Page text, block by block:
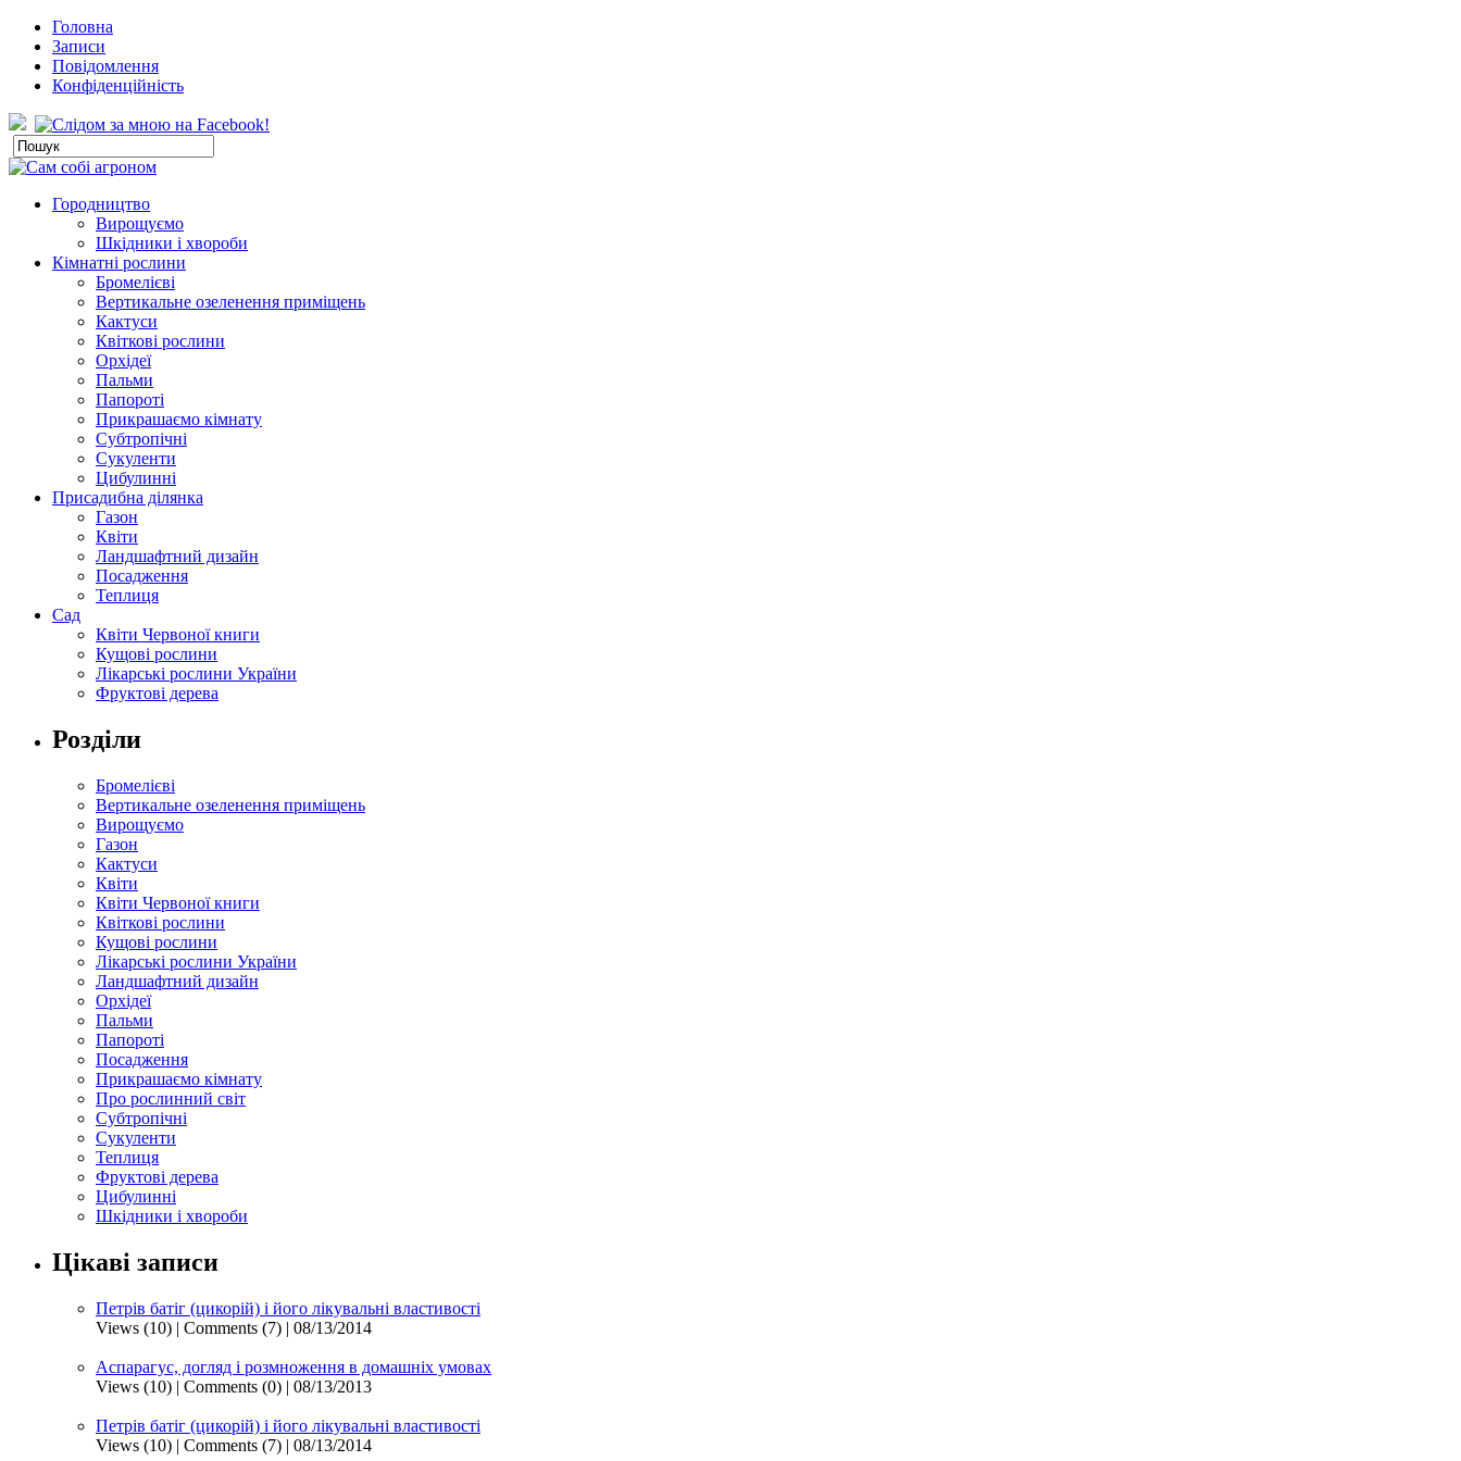
Головна
Записи
Повідомлення
Конфіденційність
Городництво
Вирощуємо
Шкідники і хвороби
Кімнатні рослини
Бромелієві
Вертикальне озеленення приміщень
Кактуси
Квіткові рослини
Орхідеї
Пальми
Папороті
Прикрашаємо кімнату
Субтропічні
Сукуленти
Цибулинні
Присадибна ділянка
Газон
Квіти
Ландшафтний дизайн
Посадження
Теплиця
Сад
Квіти Червоної книги
Кущові рослини
Лікарські рослини України
Фруктові дерева
Розділи
Бромелієві
Вертикальне озеленення приміщень
Вирощуємо
Газон
Кактуси
Квіти
Квіти Червоної книги
Квіткові рослини
Кущові рослини
Лікарські рослини України
Ландшафтний дизайн
Орхідеї
Пальми
Папороті
Посадження
Прикрашаємо кімнату
Про рослинний світ
Субтропічні
Сукуленти
Теплиця
Фруктові дерева
Цибулинні
Шкідники і хвороби
Цікаві записи
Петрів батіг (цикорій) і його лікувальні властивості
Views (10) | Comments (7) | 08/13/2014
Аспарагус, догляд і розмноження в домашніх умовах
Views (10) | Comments (0) | 08/13/2013
Петрів батіг (цикорій) і його лікувальні властивості
Views (10) | Comments (7) | 08/13/2014